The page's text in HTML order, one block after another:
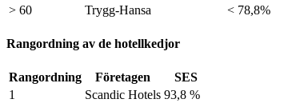
> 60
Trygg-Hansa < 78,8%
Rangordning av de hotellkedjor
Rangordning Företagen
SES
1
Scandic Hotels 93,8 %